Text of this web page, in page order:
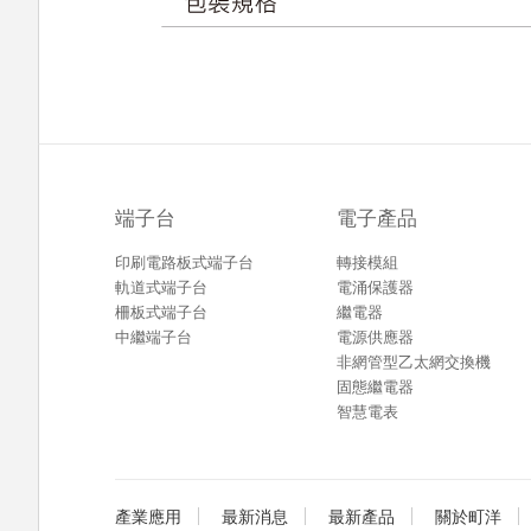
端子台
印刷電路板式端子台
軌道式端子台
柵板式端子台
中繼端子台
電子產品
轉接模組
電涌保護器
繼電器
電源供應器
非網管型乙太網交換機
固態繼電器
智慧電表
產業應用 最新消息 最新產品 關於町洋